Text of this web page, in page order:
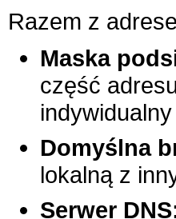
Razem z
Maska
część
Domyślna
lokalną z
Serwer